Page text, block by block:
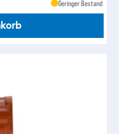
Geringer Bestand